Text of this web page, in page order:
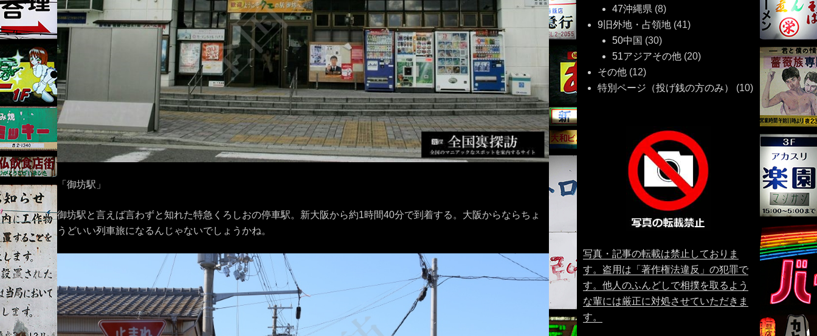
「御坊駅」
御坊駅と言えば言わずと知れた特急くろしおの停車駅。新大阪から約1時間40分で到着する。大阪からならちょ
うどいい列車旅になるんじゃないでしょうかね。
47沖縄県 (8)
9旧外地・占領地 (41)
50中国 (30)
51アジアその他 (20)
その他 (12)
特別ページ（投げ銭の方のみ）
(10)
写真・記事の転載は禁止しておりま
す。盗用は「著作権法違反」の犯罪で
す。他人のふんどしで相撲を取るよう
な輩には厳正に対処させていただきま
す。